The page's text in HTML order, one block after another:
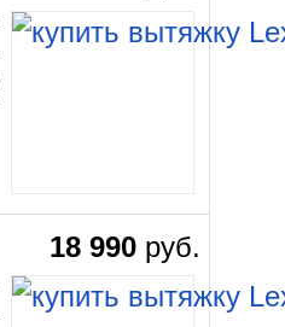
18 990 руб.